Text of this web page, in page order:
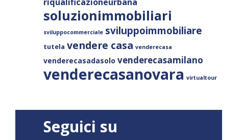
soluzionimmobiliari
sviluppocommerciale sviluppoimmobiliare
tutela vendere casa venderecasa
venderecasadasolo venderecasamilano
venderecasanovara virtualtour
Seguici su